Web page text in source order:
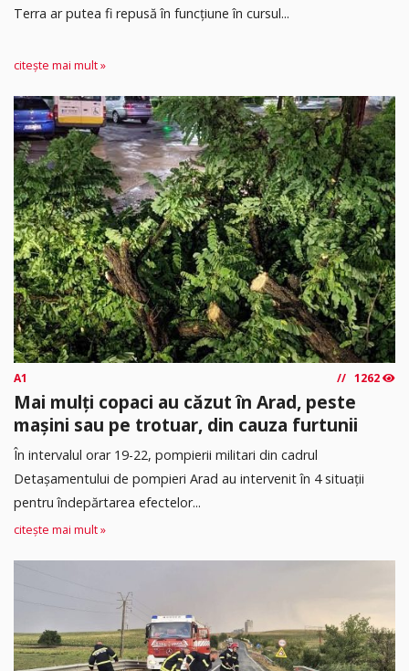
Terra ar putea fi repusă în funcțiune în cursul...
citește mai mult »
A1 1262
Mai mulți copaci au căzut în Arad, peste
mașini sau pe trotuar, din cauza furtunii
În intervalul orar 19-22, pompierii militari din cadrul
Detașamentului de pompieri Arad au intervenit în 4 situații
pentru îndepărtarea efectelor...
citește mai mult »